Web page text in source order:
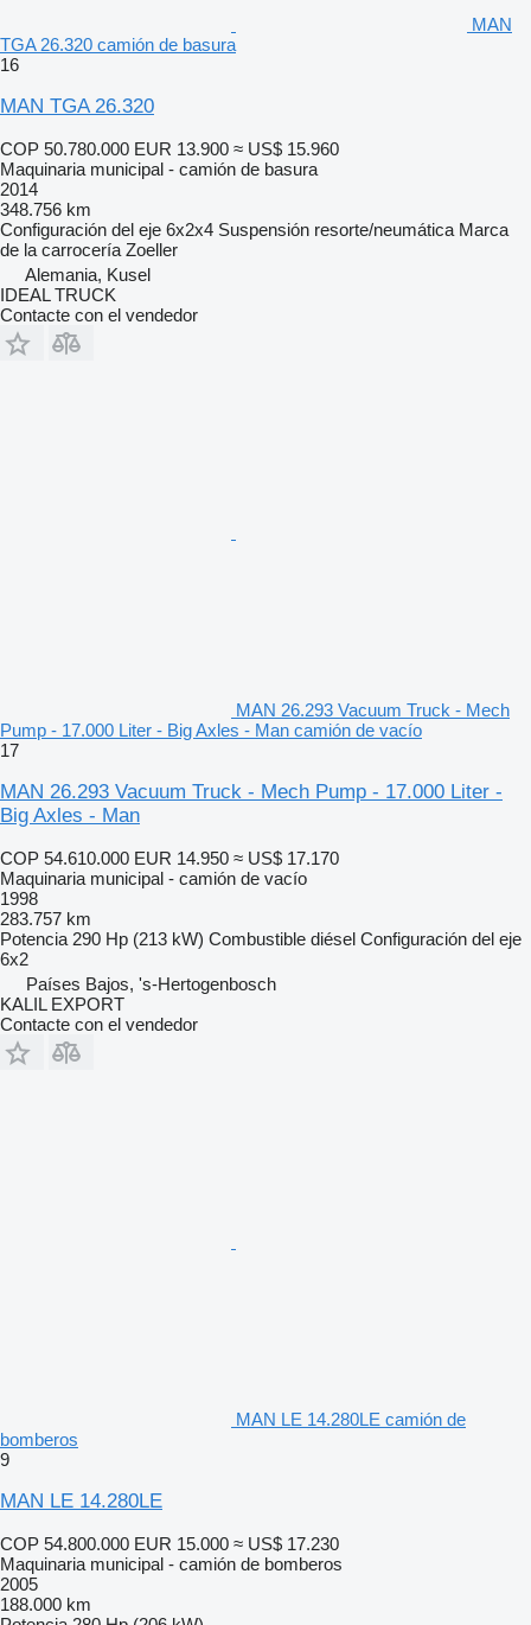
MAN
TGA 26.320 camión de basura
16
MAN TGA 26.320
COP 50.780.000 EUR 13.900 ≈ US$ 15.960
Maquinaria municipal - camión de basura
2014
348.756 km
Configuración del eje 6x2x4 Suspensión resorte/neumática Marca
de la carrocería Zoeller
Alemania, Kusel
IDEAL TRUCK
Contacte con el vendedor
MAN 26.293 Vacuum Truck - Mech
Pump - 17.000 Liter - Big Axles - Man camión de vacío
17
MAN 26.293 Vacuum Truck - Mech Pump - 17.000 Liter -
Big Axles - Man
COP 54.610.000 EUR 14.950 ≈ US$ 17.170
Maquinaria municipal - camión de vacío
1998
283.757 km
Potencia 290 Hp (213 kW) Combustible diésel Configuración del eje
6x2
Países Bajos, 's-Hertogenbosch
KALIL EXPORT
Contacte con el vendedor
MAN LE 14.280LE camión de
bomberos
9
MAN LE 14.280LE
COP 54.800.000 EUR 15.000 ≈ US$ 17.230
Maquinaria municipal - camión de bomberos
2005
188.000 km